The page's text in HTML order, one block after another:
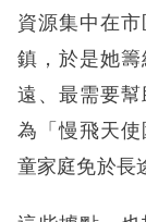
資源集中在
鎮，於是她
遠、最需要
為「慢飛天
童家庭免於長